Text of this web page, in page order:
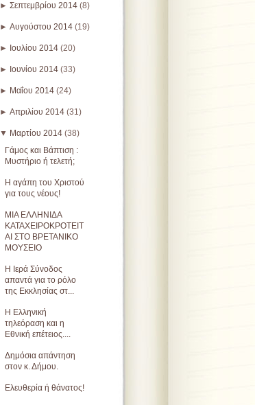
► Σεπτεμβρίου 2014 (8)
► Αυγούστου 2014 (19)
► Ιουλίου 2014 (20)
► Ιουνίου 2014 (33)
► Μαΐου 2014 (24)
► Απριλίου 2014 (31)
▼ Μαρτίου 2014 (38)
Γάμος και Βάπτιση :
Μυστήριο ή τελετή;
Η αγάπη του Χριστού
για τους νέους!
ΜΙΑ ΕΛΛΗΝΙΔΑ
ΚΑΤΑΧΕΙΡΟΚΡΟΤΕΙΤ
ΑΙ ΣΤΟ ΒΡΕΤΑΝΙΚΟ
ΜΟΥΣΕΙΟ
Η Ιερά Σύνοδος
απαντά για το ρόλο
της Εκκλησίας στ...
Η Ελληνική
τηλεόραση και η
Εθνική επέτειος....
Δημόσια απάντηση
στον κ. Δήμου.
Ελευθερία ή θάνατος!